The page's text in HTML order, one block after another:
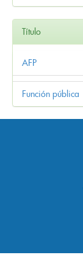
Título
AFP
Función pública